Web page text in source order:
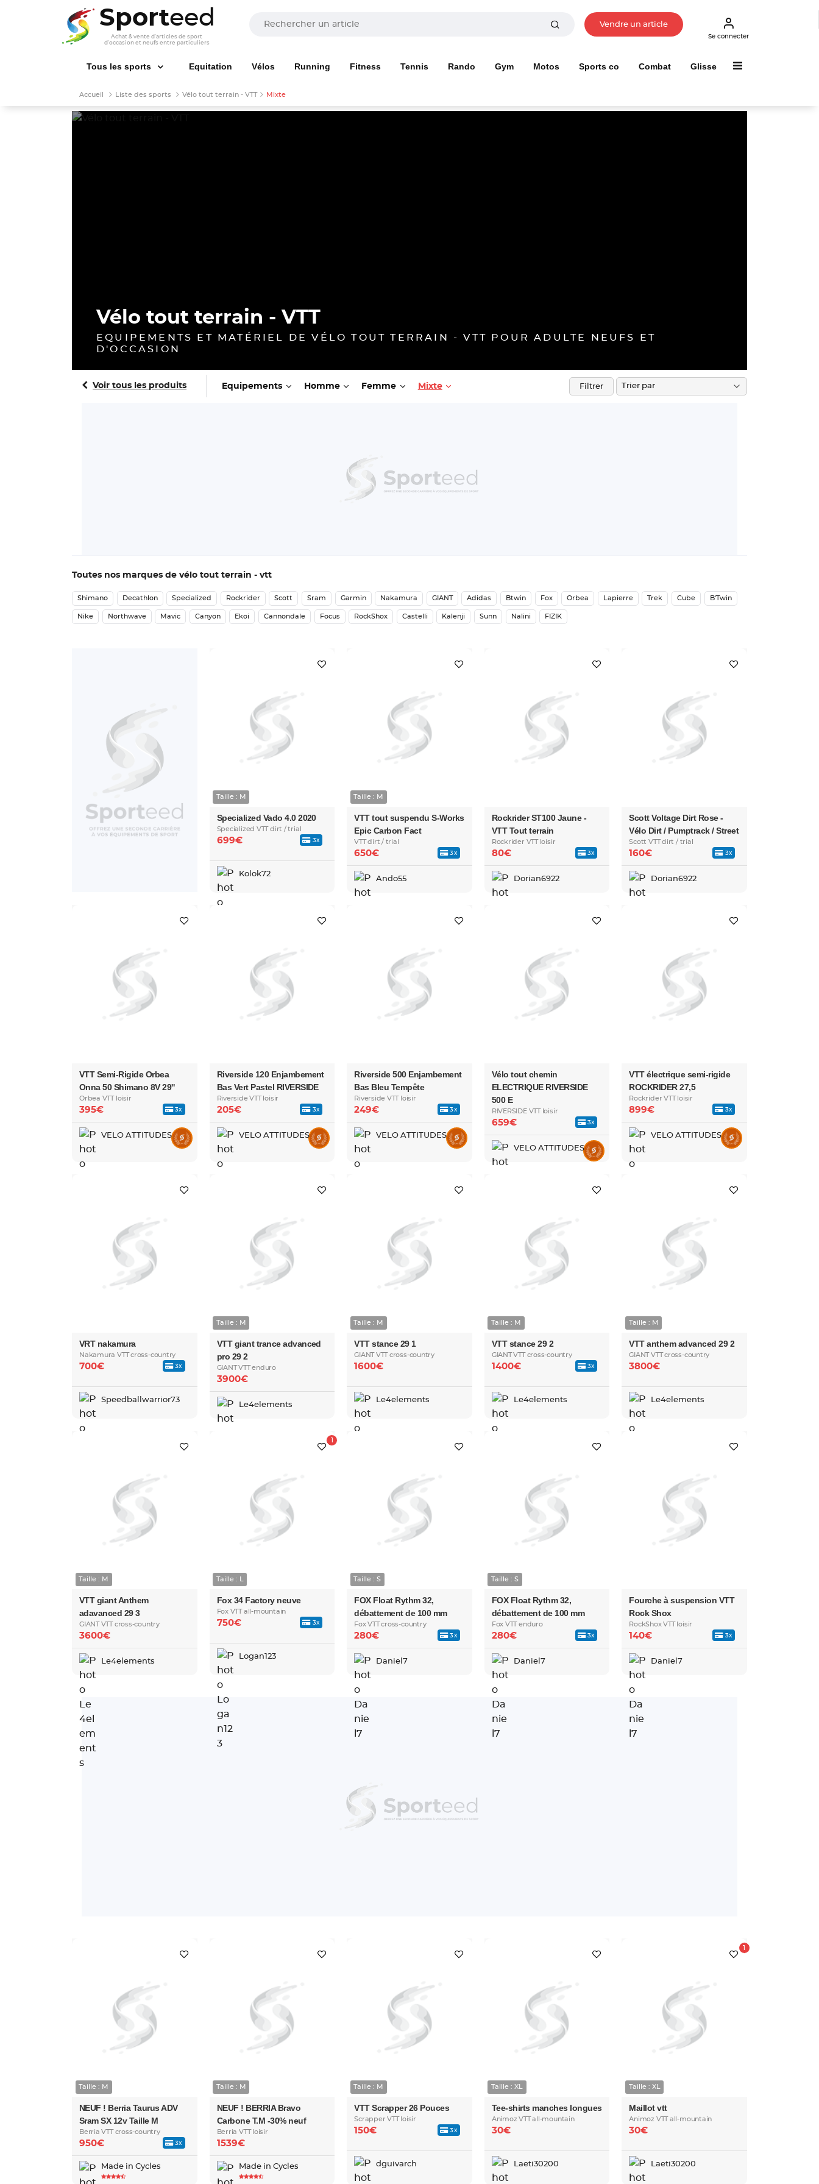
Sporteed
Achat & vente d'articles de sport
d'occasion et neufs entre particuliers
Vendre un article
Se connecter
Tous les sports Equitation Vélos Running Fitness Tennis Rando Gym Motos Sports co Combat Glisse
Accueil Liste des sports Vélo tout terrain - VTT Mixte
Vélo tout terrain - VTT
EQUIPEMENTS ET MATÉRIEL DE VÉLO TOUT TERRAIN - VTT POUR ADULTE NEUFS ET
D'OCCASION
Equipements Homme Femme Mixte
Voir tous les produits Filtrer
Toutes nos marques de vélo tout terrain - vtt
Shimano Decathlon Specialized Rockrider Scott Sram Garmin Nakamura GIANT Adidas Btwin Fox Orbea Lapierre Trek Cube B'Twin
Nike Northwave Mavic Canyon Ekoi Cannondale Focus RockShox Castelli Kalenji Sunn Nalini FIZIK
Taille : M
Specialized Vado 4.0 2020
Specialized VTT dirt / trial
3x
699€
Kolok72
Taille : M
VTT tout suspendu S-Works
Epic Carbon Fact
VTT dirt / trial
3x
650€
Ando55
Rockrider ST100 Jaune -
VTT Tout terrain
Rockrider VTT loisir
3x
80€
Dorian6922
Scott Voltage Dirt Rose -
Vélo Dirt / Pumptrack / Street
Scott VTT dirt / trial
3x
160€
Dorian6922
VTT Semi-Rigide Orbea
Onna 50 Shimano 8V 29''
Orbea VTT loisir
3x
395€
VELO ATTITUDES
Riverside 120 Enjambement
Bas Vert Pastel RIVERSIDE
Riverside VTT loisir
3x
205€
VELO ATTITUDES
Riverside 500 Enjambement
Bas Bleu Tempête
Riverside VTT loisir
3x
249€
VELO ATTITUDES
Vélo tout chemin
ELECTRIQUE RIVERSIDE
500 E
RIVERSIDE VTT loisir
3x
659€
VELO ATTITUDES
VTT électrique semi-rigide
ROCKRIDER 27,5
Rockrider VTT loisir
3x
899€
VELO ATTITUDES
VRT nakamura
Nakamura VTT cross-country
3x
700€
Speedballwarrior73
Taille : M
VTT giant trance advanced
pro 29 2
GIANT VTT enduro
3900€
Le4elements
Taille : M
VTT stance 29 1
GIANT VTT cross-country
1600€
Le4elements
Taille : M
VTT stance 29 2
GIANT VTT cross-country
3x
1400€
Le4elements
Taille : M
VTT anthem advanced 29 2
GIANT VTT cross-country
3800€
Le4elements
Taille : M
VTT giant Anthem
adavanced 29 3
GIANT VTT cross-country
3600€
Le4elements
Taille : L
Fox 34 Factory neuve
Fox VTT all-mountain
3x
750€
Logan123
Taille : S
FOX Float Rythm 32,
débattement de 100 mm
Fox VTT cross-country
3x
280€
Daniel7
Taille : S
FOX Float Rythm 32,
débattement de 100 mm
Fox VTT enduro
3x
280€
Daniel7
Fourche à suspension VTT
Rock Shox
RockShox VTT loisir
3x
140€
Daniel7
Taille : M
NEUF ! Berria Taurus ADV
Sram SX 12v Taille M
Berria VTT cross-country
3x
950€
Made in Cycles
Taille : M
NEUF ! BERRIA Bravo
Carbone T.M -30% neuf
Berria VTT loisir
1539€
Made in Cycles
Taille : M
VTT Scrapper 26 Pouces
Scrapper VTT loisir
3x
150€
dguivarch
Taille : XL
Tee-shirts manches longues
Animoz VTT all-mountain
30€
Laeti30200
Taille : XL
Maillot vtt
Animoz VTT all-mountain
30€
Laeti30200